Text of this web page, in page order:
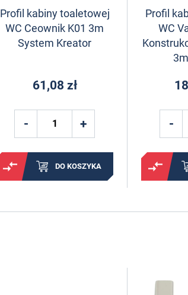
Profil kabiny toaletowej
WC Ceownik K01 3m
System Kreator
61,08 zł
DO KOSZYKA
Profil
WC